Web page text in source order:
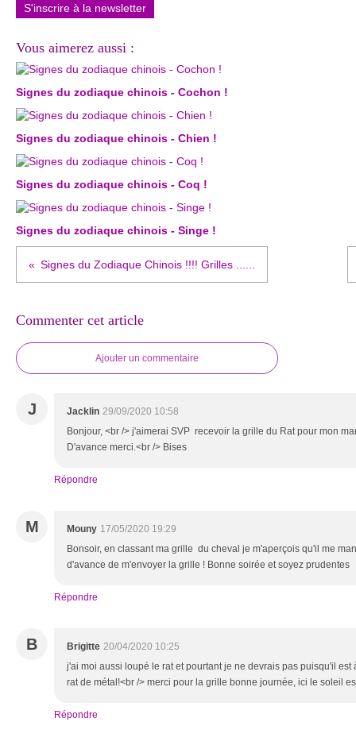
S'inscrire à la newsletter
Vous aimerez aussi :
Signes du zodiaque chinois - Cochon !
Signes du zodiaque chinois - Chien !
Signes du zodiaque chinois - Coq !
Signes du zodiaque chinois - Singe !
Signes du Zodiaque Chinois !!!! Grilles ......
Commenter cet article
Ajouter un commentaire
J Jacklin 29/09/2020 10:58
Bonjour, <br /> j'aimerai SVP recevoir la grille du Rat pour mon
D'avance merci.<br /> Bises
Répondre
M Mouny 17/05/2020 19:29
Bonsoir, en classant ma grille du cheval je m'aperçois qu'il me
d'avance de m'envoyer la grille ! Bonne soirée et soyez prudentes
Répondre
B Brigitte 20/04/2020 10:25
j'ai moi aussi loupé le rat et pourtant je ne devrais pas puisqu'il est
rat de métal!<br /> merci pour la grille bonne journée, ici le soleil
Répondre